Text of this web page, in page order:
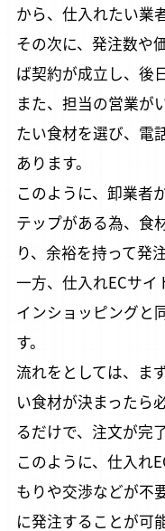
から、仕入れたい業
その次に、発注数や
ば契約が成立し、後
また、担当の営業が
たい食材を選び、電
あります。
このように、卸業者
テップがある為、食
り、余裕を持って発
一方、仕入れECサ
インショッピングと
す。
流れをとしては、ま
い食材が決まったら
るだけで、注文が完
このように、仕入れ
もりや交渉などが不
に発注することが可